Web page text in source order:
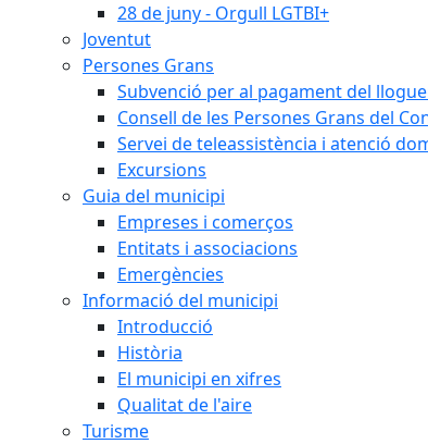
28 de juny - Orgull LGTBI+
Joventut
Persones Grans
Subvenció per al pagament del
Consell de les Persones Grans del
Servei de teleassistència i atenció
Excursions
Guia del municipi
Empreses i comerços
Entitats i associacions
Emergències
Informació del municipi
Introducció
Història
El municipi en xifres
Qualitat de l'aire
Turisme